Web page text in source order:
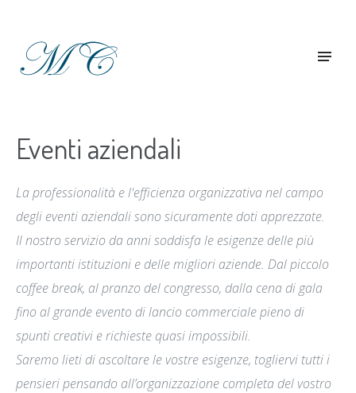
Eventi aziendali
La professionalità e l'efficienza organizzativa nel campo
degli eventi aziendali sono sicuramente doti apprezzate.
Il nostro servizio da anni soddisfa le esigenze delle più
importanti istituzioni e delle migliori aziende. Dal piccolo
coffee break, al pranzo del congresso, dalla cena di gala
fino al grande evento di lancio commerciale pieno di
spunti creativi e richieste quasi impossibili.
Saremo lieti di ascoltare le vostre esigenze, togliervi tutti i
pensieri pensando all’organizzazione completa del vostro